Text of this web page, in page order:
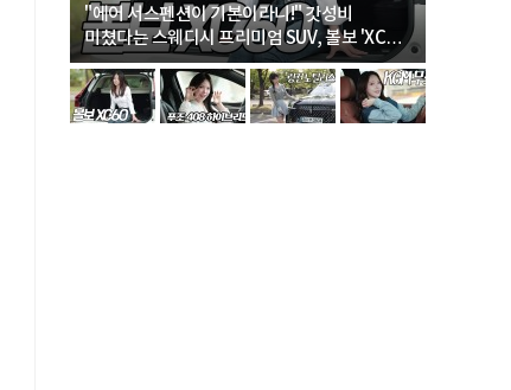
"에어 서스펜션이 기본이라니!" 갓성비
미쳤다는 스웨디시 프리미엄 SUV, 볼보 'XC60
B5 울트라'